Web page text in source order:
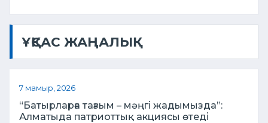
ҰҚСАС ЖАҢАЛЫҚ
7 мамыр, 2026
“Батырларға тағзым – мәңгі жадымызда”:
Алматыда патриоттық акциясы өтеді